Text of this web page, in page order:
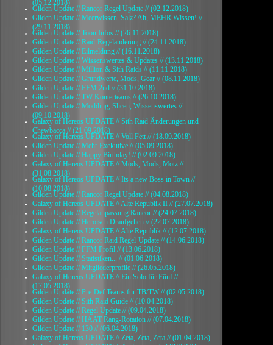
(05.12.2018)
Gilden Update // Rancor Regel Update // (02.12.2018)
Gilden Update // Meerwissen. Salz? Ah, MEHR Wissen! //
(29.11.2018)
Gilden Update // Toon Infos // (26.11.2018)
Gilden Update // Raid-Regeländerung // (24.11.2018)
Gilden Update // Eilmeldung // (16.11.2018)
Gilden Update // Wissenswertes & Updates // (13.11.2018)
Gilden Update // Million & Sith Raids // (11.11.2018)
Gilden Update // Grundwerte, Mods, Gear // (08.11.2018)
Gilden Update // FFM 2nd // (31.10.2018)
Gilden Update // TW Konterteams // (26.10.2018)
Gilden Update // Modding, Slicen, Wissenswertes //
(09.10.2018)
Galaxy of Hereos UPDATE // Sith Raid Änderungen und
Chewbacca // (21.09.2018)
Galaxy of Hereos UPDATE // Voll Fett // (18.09.2018)
Gilden Update // Mehr Exekutive // (05.09.2018)
Gilden Update // Happy Birthday! // (02.09.2018)
Galaxy of Hereos UPDATE // Mods, Mods, Motz //
(31.08.2018)
Galaxy of Hereos UPDATE // Its a new Boss in Town //
(10.08.2018)
Gilden Update // Rancor Regel Update // (04.08.2018)
Galaxy of Hereos UPDATE // Alte Republik II // (27.07.2018)
Gilden Update // Regelanpassung Rancor // (24.07.2018)
Gilden Update // Heroisch Draufgehen // (22.07.2018)
Galaxy of Hereos UPDATE // Alte Republik // (12.07.2018)
Gilden Update // Rancor Raid Regel-Update // (14.06.2018)
Gilden Update // FFM Profil // (13.06.2018)
Gilden Update // Statistiken... // (01.06.2018)
Gilden Update // Mitgliederprofile // (26.05.2018)
Galaxy of Hereos UPDATE // Ein Solo für Fünf //
(17.05.2018)
Gilden Update // Pre-Def Teams für TB/TW // (02.05.2018)
Gilden Update // Sith Raid Guide // (10.04.2018)
Gilden Update // Regel Update // (09.04.2018)
Gilden Update // HAAT Rang-Rotation // (07.04.2018)
Gilden Update // 130 // (06.04.2018)
Galaxy of Hereos UPDATE // Zeta, Zeta, Zeta // (01.04.2018)